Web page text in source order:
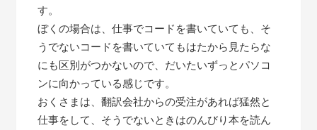
す。
ぼくの場合は、仕事でコードを書いていても、そ
うでないコードを書いていてもはたから見たらな
にも区別がつかないので、だいたいずっとパソコ
ンに向かっている感じです。
おくさまは、翻訳会社からの受注があれば猛然と
仕事をして、そうでないときはのんびり本を読ん